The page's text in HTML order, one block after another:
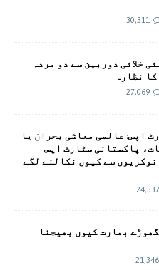
30,311
خلائی دوربین سے دو مردہ
نظارہ
27,069
اپس: عالمی معاشی بحران یا
پاکستانی سٹارٹ اپس
نوکریوں سے کیوں نکالنے لگے
24,537
بھارت کیوں بھیجنا
21,346